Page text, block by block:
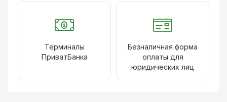
Терминалы
ПриватБанка
Безналичная форма
оплаты для
юридических лиц